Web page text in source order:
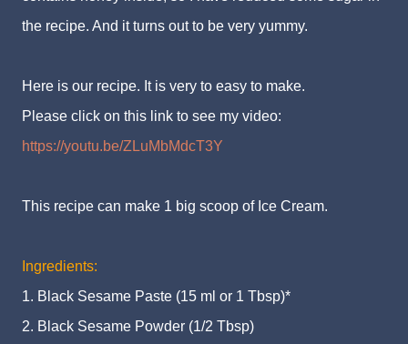
the recipe. And it turns out to be very yummy.
Here is our recipe. It is very to easy to make.
Please click on this link to see my video:
https://youtu.be/ZLuMbMdcT3Y
This recipe can make 1 big scoop of Ice Cream.
Ingredients:
1. Black Sesame Paste (15 ml or 1 Tbsp)*
2. Black Sesame Powder (1/2 Tbsp)